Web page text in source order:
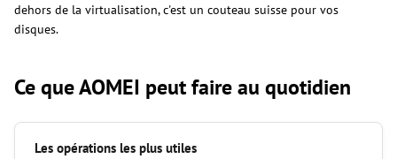
dehors de la virtualisation, c'est un couteau suisse pour vos
disques.
Ce que AOMEI peut faire au quotidien
Les opérations les plus utiles